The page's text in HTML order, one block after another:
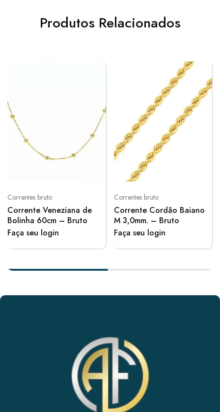
Produtos Relacionados
Correntes bruto
Corrente Veneziana de
Bolinha 60cm – Bruto
Faça seu login
Correntes bruto
Corrente Cordão Baiano
M 3,0mm. – Bruto
Faça seu login